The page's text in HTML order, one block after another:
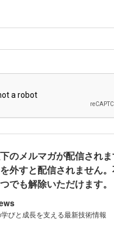
のメルマガが配信され
外すと配信されません
でも解除いただけます。
びと成長を支える最新技術情報